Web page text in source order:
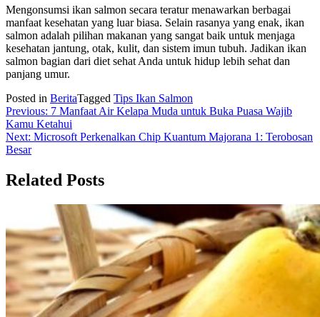
Mengonsumsi ikan salmon secara teratur menawarkan berbagai
manfaat kesehatan yang luar biasa. Selain rasanya yang enak, ikan
salmon adalah pilihan makanan yang sangat baik untuk menjaga
kesehatan jantung, otak, kulit, dan sistem imun tubuh. Jadikan ikan
salmon bagian dari diet sehat Anda untuk hidup lebih sehat dan
panjang umur.
Posted in BeritaTagged Tips Ikan Salmon
Navigasi
pos
Previous: 7 Manfaat Air Kelapa Muda untuk Buka Puasa Wajib
Kamu Ketahui
Next: Microsoft Perkenalkan Chip Kuantum Majorana 1: Terobosan
Besar
Related Posts